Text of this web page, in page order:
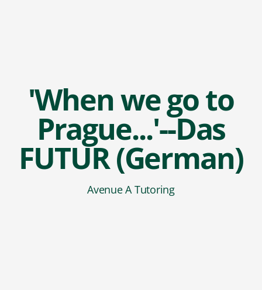
'When we go to
Prague...'--Das
FUTUR (German)
Avenue A Tutoring